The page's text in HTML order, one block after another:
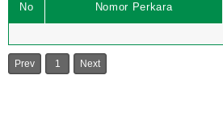
No Nomor Perkara
Prev 1 Next